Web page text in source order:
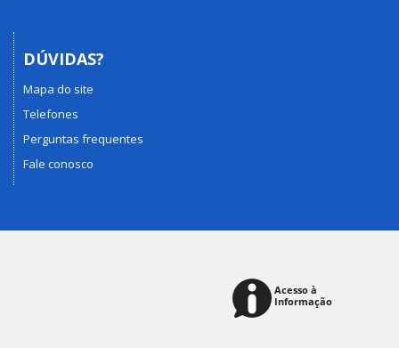
DÚVIDAS?
Mapa do site
Telefones
Perguntas frequentes
Fale conosco